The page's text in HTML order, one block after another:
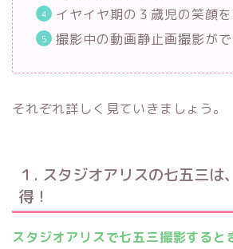
イヤイヤ期の３歳児の笑顔
撮影中の動画静止画撮影が
それぞれ詳しく見ていきましょう。
１. スタジオアリスの七五三は
得！
スタジオアリスで七五三撮影すると